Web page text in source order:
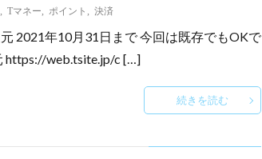
Tマネー ポイント 決済
2021年10月31日まで 今回は既存でもOKで
https://web.tsite.jp/c […]
続きを読む